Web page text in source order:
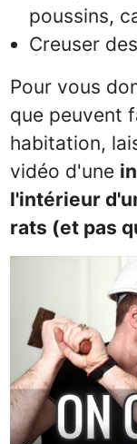
poussins,
Creuser
Pour vous
que peuvent
habitation,
vidéo d'une
l'intérieur
rats (et pas